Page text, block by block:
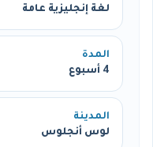
لغة إنجليزية عامة
المدة
4 أسبوع
المدينة
لوس أنجلوس